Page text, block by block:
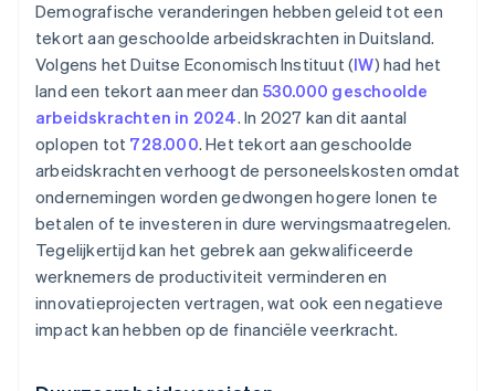
Demografische veranderingen hebben geleid tot een
tekort aan geschoolde arbeidskrachten in Duitsland.
Volgens het Duitse Economisch Instituut (IW) had het
land een tekort aan meer dan 530.000 geschoolde
arbeidskrachten in 2024. In 2027 kan dit aantal
oplopen tot 728.000. Het tekort aan geschoolde
arbeidskrachten verhoogt de personeelskosten omdat
ondernemingen worden gedwongen hogere lonen te
betalen of te investeren in dure wervingsmaatregelen.
Tegelijkertijd kan het gebrek aan gekwalificeerde
werknemers de productiviteit verminderen en
innovatieprojecten vertragen, wat ook een negatieve
impact kan hebben op de financiële veerkracht.